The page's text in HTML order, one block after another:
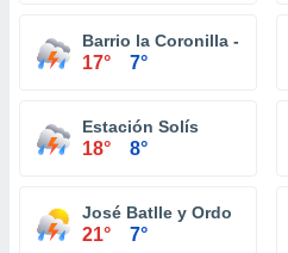
Barrio la Coronilla - Ancap
17° 7°
Estación Solís
18° 8°
José Batlle y Ordo
21° 7°